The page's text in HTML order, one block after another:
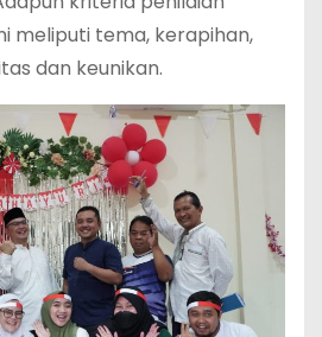
meliputi tema, kerapihan,
dan keunikan.